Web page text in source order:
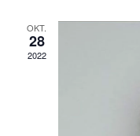
OKT.
28
2022